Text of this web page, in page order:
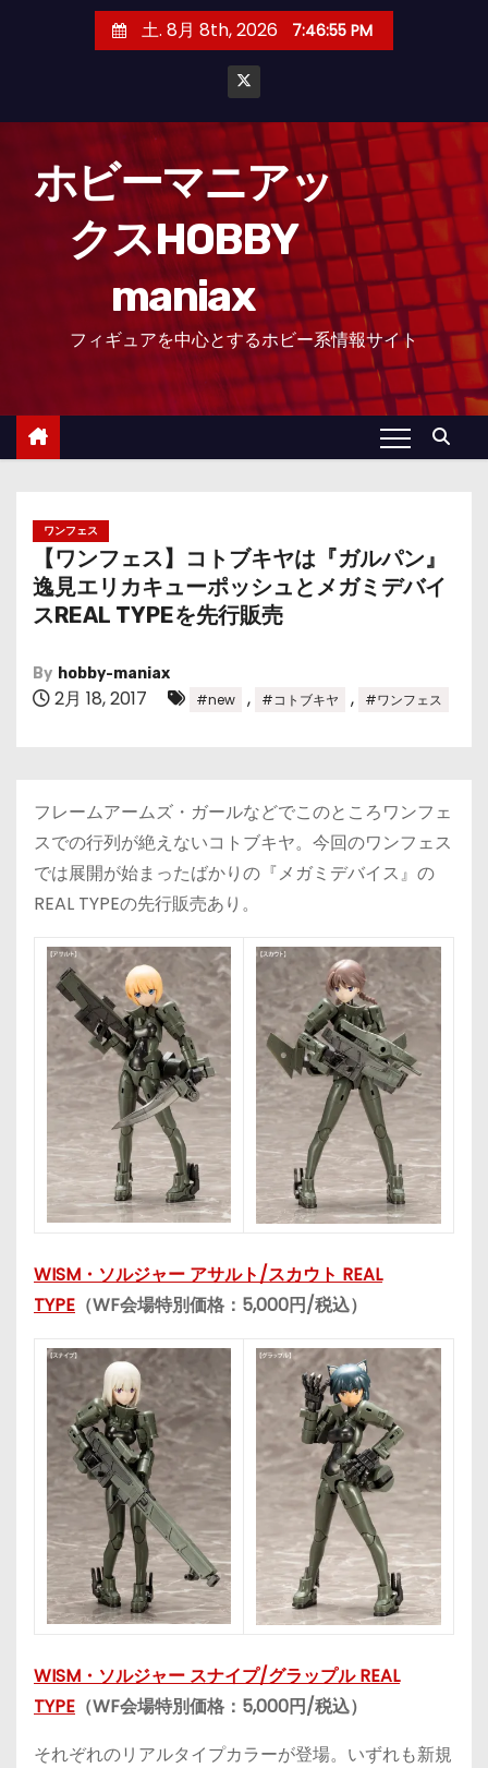
土. 8月 8th, 2026 7:46:56 PM
ホビーマニアッ
クスHOBBY
maniax
フィギュアを中心とするホビー系情報サイト
ワンフェス
【ワンフェス】コトブキヤは『ガルパン』
逸見エリカキューポッシュとメガミデバイ
スREAL TYPEを先行販売
By hobby-maniax
2月 18, 2017 #new , #コトブキヤ , #ワンフェス
フレームアームズ・ガールなどでこのところワンフェ
スでの行列が絶えないコトブキヤ。今回のワンフェス
では展開が始まったばかりの『メガミデバイス』の
REAL TYPEの先行販売あり。
WISM・ソルジャー アサルト/スカウト REAL
TYPE （WF会場特別価格：5,000円/税込）
WISM・ソルジャー スナイプ/グラップル REAL
TYPE （WF会場特別価格：5,000円/税込）
それぞれのリアルタイプカラーが登場。いずれも新規